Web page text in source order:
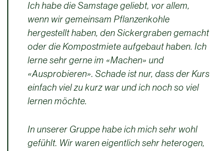
Ich habe die Samstage geliebt, vor allem,
wenn wir gemeinsam Pflanzenkohle
hergestellt haben, den Sickergraben gemacht
oder die Kompostmiete aufgebaut haben. Ich
lerne sehr gerne im «Machen» und
«Ausprobieren». Schade ist nur, dass der Kurs
einfach viel zu kurz war und ich noch so viel
lernen möchte.
In unserer Gruppe habe ich mich sehr wohl
gefühlt. Wir waren eigentlich sehr heterogen,